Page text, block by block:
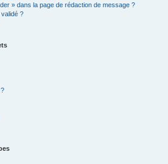
» dans la page de rédaction de message ?
?